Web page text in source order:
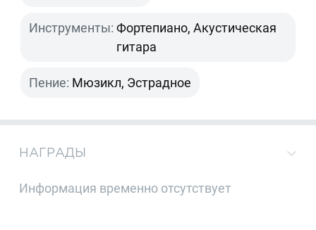
Инструменты: Фортепиано, Акустическая
гитара
Пение: Мюзикл, Эстрадное
НАГРАДЫ
Информация временно отсутствует